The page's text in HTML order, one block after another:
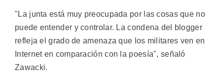
"La junta está muy preocupada por las cosas que no
puede entender y controlar. La condena del blogger
refleja el grado de amenaza que los militares ven en
Internet en comparación con la poesía", señaló
Zawacki.